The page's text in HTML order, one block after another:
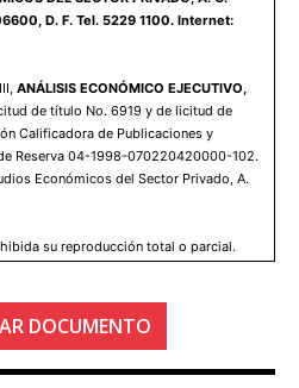
D. F. Tel. 5229 1100. Internet:
ANÁLISIS ECONÓMICO EJECUTIVO,
de título No. 6919 y de licitud de
Calificadora de Publicaciones y
Reserva 04-1998-070220420000-102.
Económicos del Sector Privado, A.
su reproducción total o parcial.
DOCUMENTO